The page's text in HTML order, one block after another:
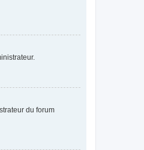
du forum